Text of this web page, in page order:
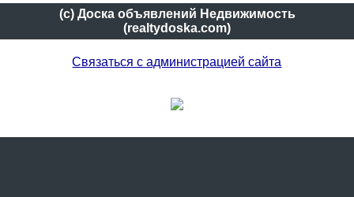
(c) Доска объявлений Недвижимость
(realtydoska.com)
Связаться с администрацией сайта